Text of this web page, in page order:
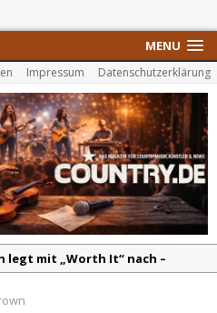
MENU
Impressum Datenschutzerklärung
legt mit „Worth It“ nach –
den ständigen